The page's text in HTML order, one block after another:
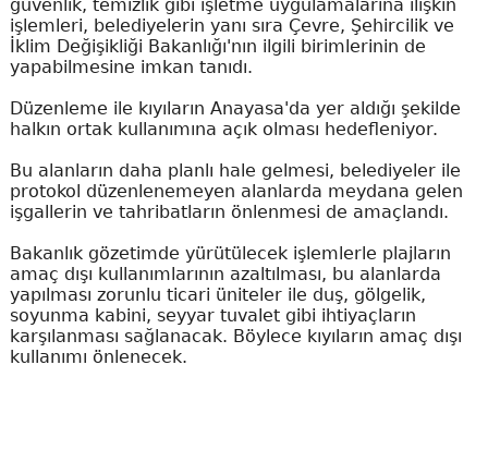
güvenlik, temizlik gibi işletme uygulamalarına ilişkin
işlemleri, belediyelerin yanı sıra Çevre, Şehircilik ve
İklim Değişikliği Bakanlığı'nın ilgili birimlerinin de
yapabilmesine imkan tanıdı.
Düzenleme ile kıyıların Anayasa'da yer aldığı şekilde
halkın ortak kullanımına açık olması hedefleniyor.
Bu alanların daha planlı hale gelmesi, belediyeler ile
protokol düzenlenemeyen alanlarda meydana gelen
işgallerin ve tahribatların önlenmesi de amaçlandı.
Bakanlık gözetimde yürütülecek işlemlerle plajların
amaç dışı kullanımlarının azaltılması, bu alanlarda
yapılması zorunlu ticari üniteler ile duş, gölgelik,
soyunma kabini, seyyar tuvalet gibi ihtiyaçların
karşılanması sağlanacak. Böylece kıyıların amaç dışı
kullanımı önlenecek.